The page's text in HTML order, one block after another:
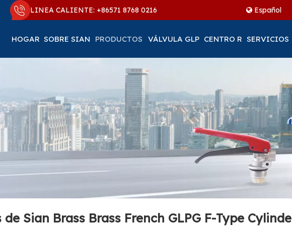
LINEA CALIENTE: +86571 8768 0216 Español
HOGAR SOBRE SIAN PRODUCTOS VÁLVULA GLP CENTRO R SERVICIOS
Sian Brass Brass French GLPG F-Type